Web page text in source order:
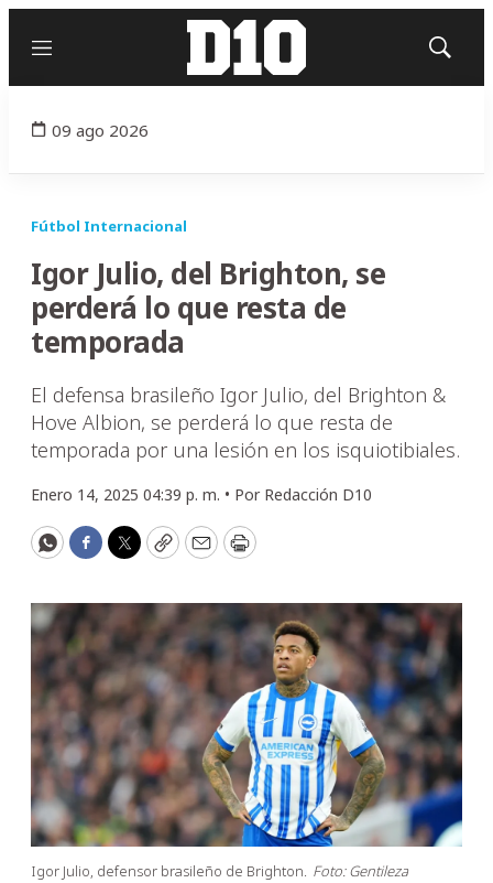
Menú
Mostrar
09 ago 2026
Fútbol Internacional
Igor Julio, del Brighton, se
perderá lo que resta de
temporada
El defensa brasileño Igor Julio, del Brighton &
Hove Albion, se perderá lo que resta de
temporada por una lesión en los isquiotibiales.
Enero 14, 2025 04:39 p. m. • Por Redacción D10
WhatsApp
Facebook
Twitter
CopyEmailPrint
Igor Julio, defensor brasileño de Brighton. Foto: Gentileza